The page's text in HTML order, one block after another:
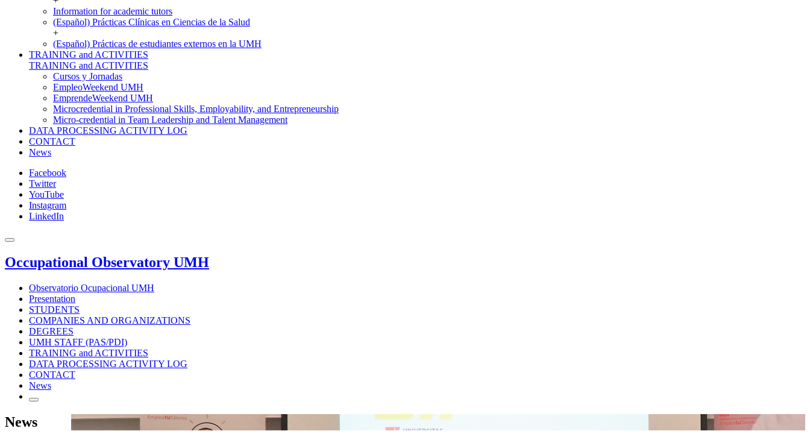
Information for academic tutors
(Español) Prácticas Clínicas en Ciencias de la Salud
+
(Español) Prácticas de estudiantes externos en la UMH
TRAINING and ACTIVITIES
TRAINING and ACTIVITIES
Cursos y Jornadas
EmpleoWeekend UMH
EmprendeWeekend UMH
Microcredential in Professional Skills, Employability, and Entrepreneurship
Micro-credential in Team Leadership and Talent Management
DATA PROCESSING ACTIVITY LOG
CONTACT
News
Facebook
Twitter
YouTube
Instagram
LinkedIn
Occupational Observatory UMH
Observatorio Ocupacional UMH
Presentation
STUDENTS
COMPANIES AND ORGANIZATIONS
DEGREES
UMH STAFF (PAS/PDI)
TRAINING and ACTIVITIES
DATA PROCESSING ACTIVITY LOG
CONTACT
News
News